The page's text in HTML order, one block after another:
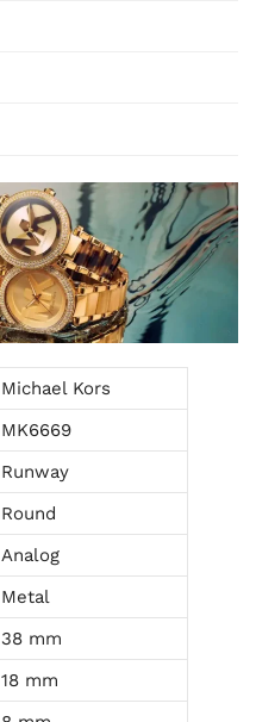
Michael Kors
MK6669
Runway
Round
Analog
Metal
38 mm
18 mm